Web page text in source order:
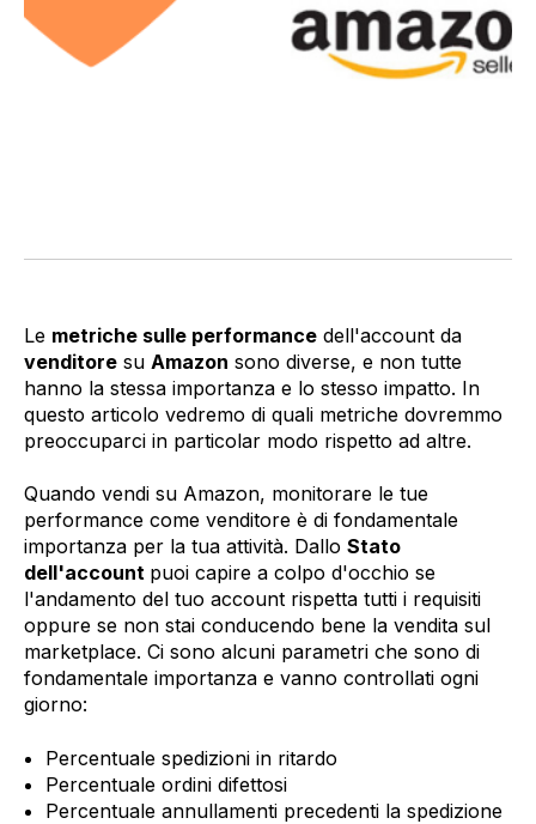
Le metriche sulle performance dell'account da
venditore su Amazon sono diverse, e non tutte
hanno la stessa importanza e lo stesso impatto. In
questo articolo vedremo di quali metriche dovremmo
preoccuparci in particolar modo rispetto ad altre.
Quando vendi su Amazon, monitorare le tue
performance come venditore è di fondamentale
importanza per la tua attività. Dallo Stato
dell'account puoi capire a colpo d'occhio se
l'andamento del tuo account rispetta tutti i requisiti
oppure se non stai conducendo bene la vendita sul
marketplace. Ci sono alcuni parametri che sono di
fondamentale importanza e vanno controllati ogni
giorno:
Percentuale spedizioni in ritardo
Percentuale ordini difettosi
Percentuale annullamenti precedenti la spedizione